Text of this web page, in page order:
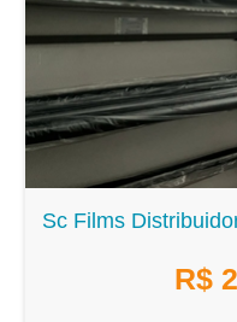
Sc Films
R$